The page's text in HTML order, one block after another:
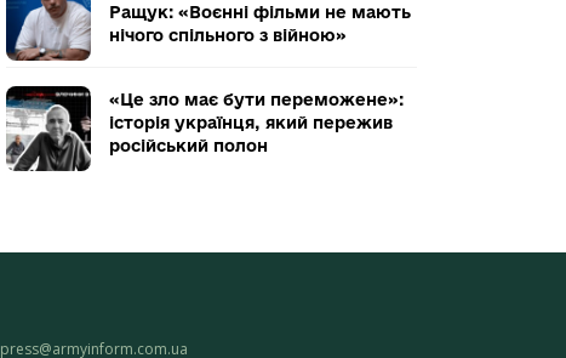
Ращук: «Воєнні фільми не мають
нічого спільного з війною»
«Це зло має бути переможене»:
історія українця, який пережив
російський полон
press@armyinform.com.ua